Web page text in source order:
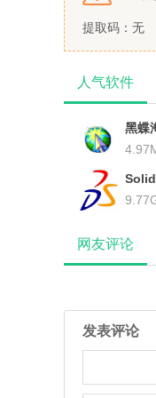
提取码：无
人气软件
黑蝶
贝复
2016
网友评论
发表评论